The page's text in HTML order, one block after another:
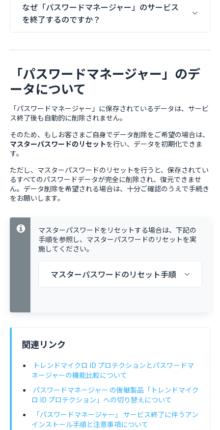
なぜ「パスワードマネージャー」のサービス
を終了するのですか？
「パスワードマネージャー」のデ
ータについて
「パスワードマネージャー」に保存されているデータは、サービ
ス終了後も自動的に削除されません。
そのため、もしお客さまご自身でデータ削除をご希望の場合は、
マスターパスワードのリセットを行い、データを初期化できま
す。
ただし、マスターパスワードのリセットを行うと、保存されてい
るすべてのパスワードデータが完全に削除され、復元できませ
ん。データ削除を希望される場合は、十分ご確認のうえで手続き
をお願いします。
マスターパスワードをリセットする場合は、下記の
手順を参照し、マスターパスワードのリセットを実
施してください。
マスターパスワードのリセット手順
関連リンク
トレンドマイクロ ID プロテクションとパスワードマ
ネージャーの機能比較について
パスワードマネージャー の後継製品「トレンドマイク
ロ ID プロテクション」への切り替えについて
「パスワードマネージャー」 サービス終了に伴うアン
インストール手順と注意事項について